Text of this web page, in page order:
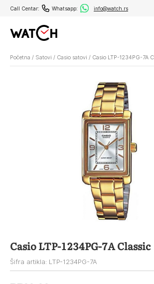
Call Centar: Whatsapp: info@watch.rs
Početna / Satovi / Casio satovi / Casio LTP-1234PG-7A
Casio LTP-1234PG-7A Classic
Šifra artikla: LTP-1234PG-7A